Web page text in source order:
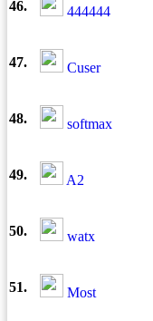
46. 444444
47. Cuser
48. softmax
49. A2
50. watx
51. Most